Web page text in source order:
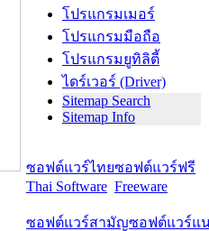
โปรแกรมเมอร์
โปรแกรมมือถือ
โปรแกรมยูทิลิตี้
ไดร์เวอร์ (Driver)
Sitemap Search
Sitemap Info
ซอฟต์แวร์ไทย
Thai Software
ซอฟต์แวร์ฟรี
Freeware
ซอฟต์แวร์สามัญซอฟต์แวร์แ